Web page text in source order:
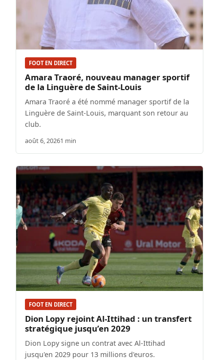
FOOT EN DIRECT
Amara Traoré, nouveau manager sportif
de la Linguère de Saint-Louis
Amara Traoré a été nommé manager sportif de la
Linguère de Saint-Louis, marquant son retour au
club.
août 6, 20261 min
FOOT EN DIRECT
Dion Lopy rejoint Al-Ittihad : un transfert
stratégique jusqu’en 2029
Dion Lopy signe un contrat avec Al-Ittihad
jusqu'en 2029 pour 13 millions d'euros.